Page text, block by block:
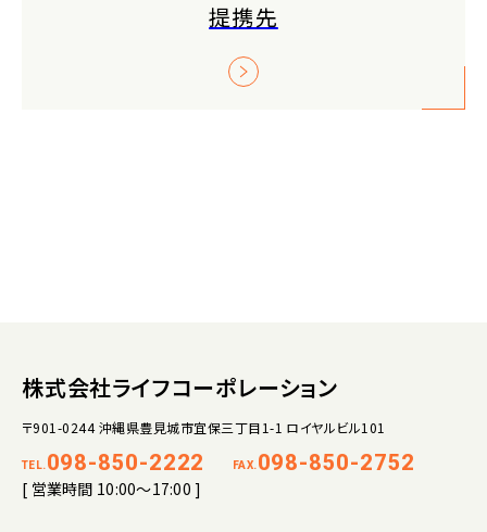
提携先
株式会社ライフコーポレーション
〒901-0244 沖縄県豊見城市宜保三丁目1-1 ロイヤルビル101
TEL. 098-850-2222 FAX. 098-850-2752
[ 営業時間 10:00～17:00 ]